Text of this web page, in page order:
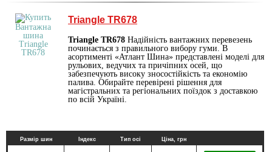
Triangle TR678
Triangle TR678 Надійність вантажних перевезень
починається з правильного вибору гуми. В
асортименті «Атлант Шина» представлені моделі для
рульових, ведучих та причіпних осей, що
забезпечують високу зносостійкість та економію
палива. Обирайте перевірені рішення для
магістральних та регіональних поїздок з доставкою
по всій Україні.
Размір шин Індекс Тип осі Ціна, грн